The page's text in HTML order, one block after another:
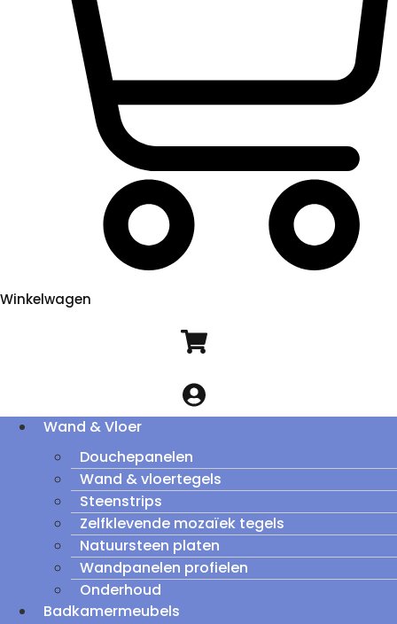
Winkelwagen
Wand & Vloer
Douchepanelen
Wand & vloertegels
Steenstrips
Zelfklevende mozaïek tegels
Natuursteen platen
Wandpanelen profielen
Onderhoud
Badkamermeubels